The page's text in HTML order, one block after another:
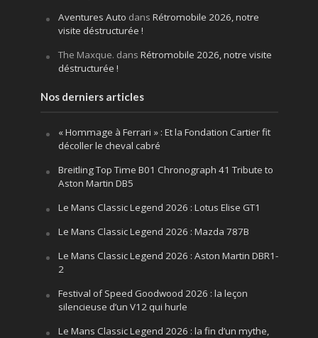
Aventures Auto dans Rétromobile 2026, notre
visite déstructurée !
The Maxque. dans Rétromobile 2026, notre visite
déstructurée !
Nos derniers articles
« Hommage à Ferrari » : Et la Fondation Cartier fit
décoller le cheval cabré
Breitling Top Time B01 Chronograph 41 Tribute to
Aston Martin DB5
Le Mans Classic Legend 2026 : Lotus Elise GT1
Le Mans Classic Legend 2026 : Mazda 787B
Le Mans Classic Legend 2026 : Aston Martin DBR1-
2
Festival of Speed Goodwood 2026 : la leçon
silencieuse d’un V12 qui hurle
Le Mans Classic Legend 2026 : la fin d’un mythe,